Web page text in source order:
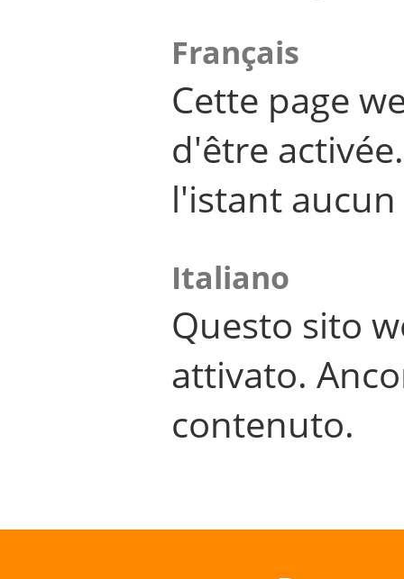
Français
Cette page
d'être
l'istant
Italiano
Questo sito
attivato.
contenuto.